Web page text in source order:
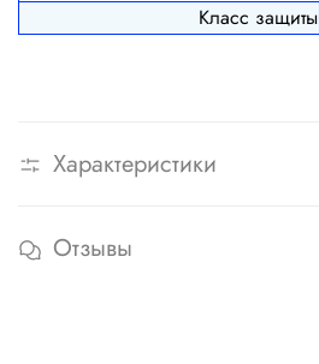
Класс защиты
Характеристики
Отзывы